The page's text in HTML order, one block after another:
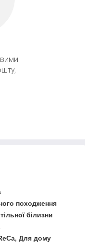
походження
білизни
Для дому